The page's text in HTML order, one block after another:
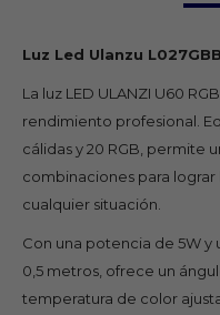
Luz Led Ulanzu
La luz LED ULANZI U60
rendimiento profesional.
cálidas y 20 RGB, permite
combinaciones para
cualquier situación.
Con una potencia de 5W y
0,5 metros, ofrece un
temperatura de color